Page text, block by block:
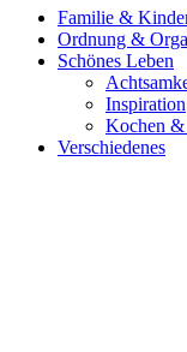
Familie &
Ordnung &
Schönes Leben
Inspiration
Kochen &
Verschiedenes